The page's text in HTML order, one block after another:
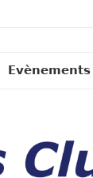
Evènements